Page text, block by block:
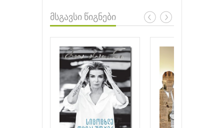
მსგავსი წიგნები